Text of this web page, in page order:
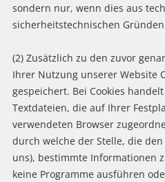
sondern nur, wenn dies aus
sicherheitstechnischen
(2) Zusätzlich zu den zuvor
Ihrer Nutzung unserer Website
gespeichert. Bei Cookies
Textdateien, die auf Ihrer
verwendeten Browser
durch welche der Stelle, die
uns), bestimmte Informationen
keine Programme ausführen